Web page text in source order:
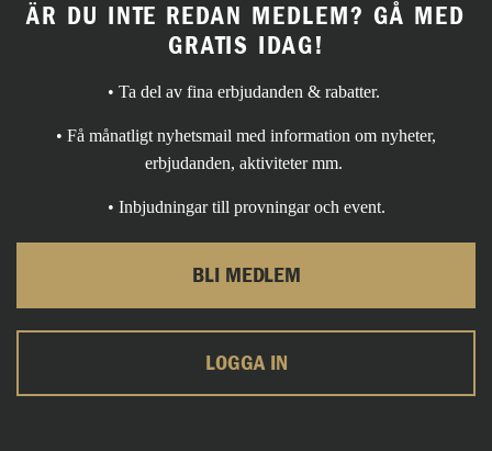
ÄR DU INTE REDAN MEDLEM? GÅ MED
GRATIS IDAG!
• Ta del av fina erbjudanden & rabatter.
• Få månatligt nyhetsmail med information om nyheter,
erbjudanden, aktiviteter mm.
• Inbjudningar till provningar och event.
BLI MEDLEM
LOGGA IN